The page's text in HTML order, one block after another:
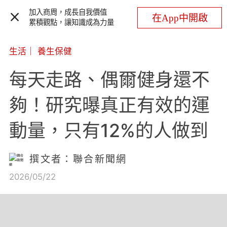
加入商周，成長自我價值
累積觀點，讓知識成為力量
在App中開啟
生活 養生保健
每天走路、偶爾健身還不
夠！研究曝真正有效的運
動量，只有12%的人做到
撰文者：聯合新聞網
2026/05/22